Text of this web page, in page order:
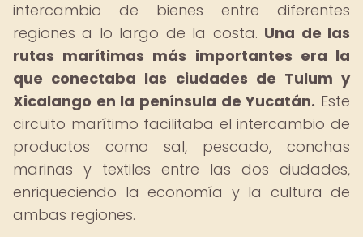
intercambio de bienes entre diferentes
regiones a lo largo de la costa. Una de las
rutas marítimas más importantes era la
que conectaba las ciudades de Tulum y
Xicalango en la península de Yucatán. Este
circuito marítimo facilitaba el intercambio de
productos como sal, pescado, conchas
marinas y textiles entre las dos ciudades,
enriqueciendo la economía y la cultura de
ambas regiones.